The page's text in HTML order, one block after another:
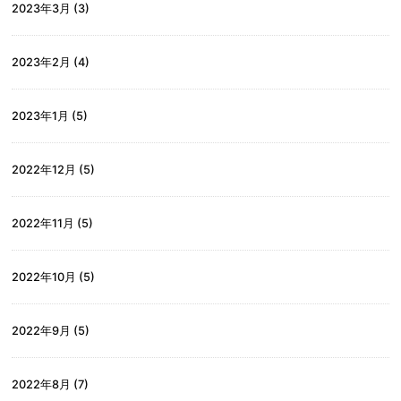
2023年3月 (3)
2023年2月 (4)
2023年1月 (5)
2022年12月 (5)
2022年11月 (5)
2022年10月 (5)
2022年9月 (5)
2022年8月 (7)